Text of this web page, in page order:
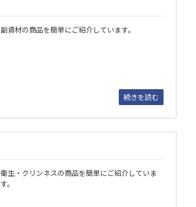
副資材の商品を簡単にご紹介しています。
続きを読む
衛生・クリンネスの商品を簡単にご紹介していま
す。